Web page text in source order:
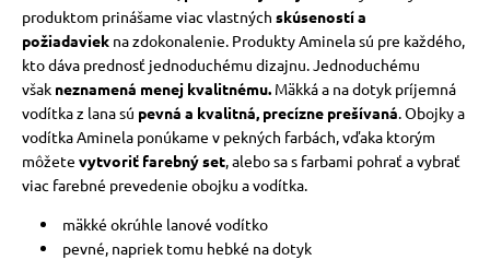
produktom prinášame viac vlastných skúseností a
požiadaviek na zdokonalenie. Produkty Aminela sú pre každého,
kto dáva prednosť jednoduchému dizajnu.Jednoduchému
však neznamená menej kvalitnému.Mäkká a na dotyk príjemná
vodítka z lana sú pevná a kvalitná, precízne prešívaná.Obojky a
vodítka Aminela ponúkame v pekných farbách, vďaka ktorým
môžete vytvoriť farebný set, alebo sa s farbami pohrať a vybrať
viac farebné prevedenie obojku a vodítka.
mäkké okrúhle lanové vodítko
pevné, napriek tomu hebké na dotyk